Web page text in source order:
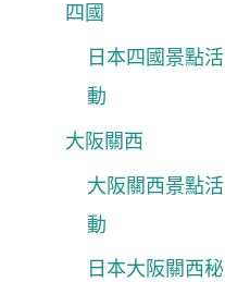
四國
日本四國景點活
動
大阪關西
大阪關西景點活
動
日本大阪關西秘